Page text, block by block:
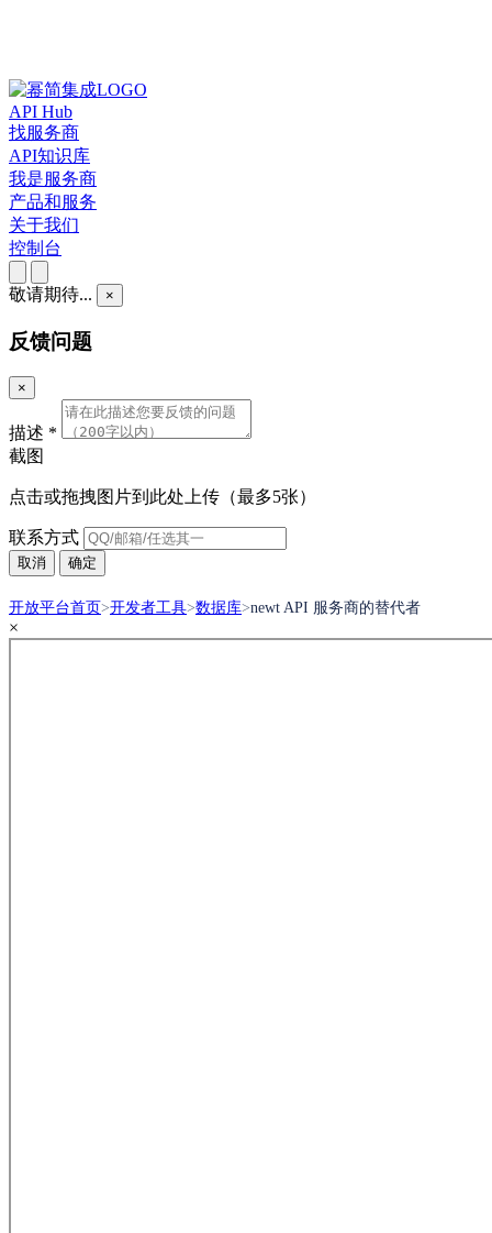
API Hub
找服务商
API知识库
我是服务商
产品和服务
关于我们
控制台
敬请期待... ×
反馈问题
×
描述 *
截图
点击或拖拽图片到此处上传（最多5张）
联系方式
取消 确定
开放平台首页>开发者工具>数据库>newt API 服务商的替代者
×